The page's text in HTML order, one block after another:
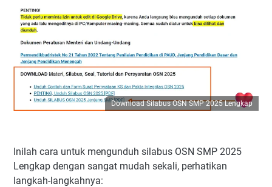
Download Silabus OSN SMP 2025 Lengkap
Inilah cara untuk mengunduh silabus OSN SMP 2025
Lengkap dengan sangat mudah sekali, perhatikan
langkah-langkahnya: